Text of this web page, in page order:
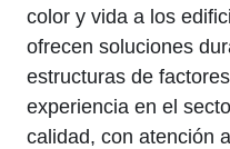
color y vida a los
ofrecen soluciones
estructuras de
experiencia en el
calidad, con atención